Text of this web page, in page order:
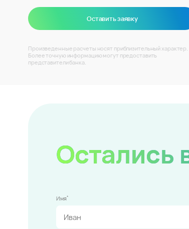
Оставить заявку
Произведенные расчеты носят приблизительный характер.
Более точную информацию могут предоставить
представители банка.
Остались
Имя*